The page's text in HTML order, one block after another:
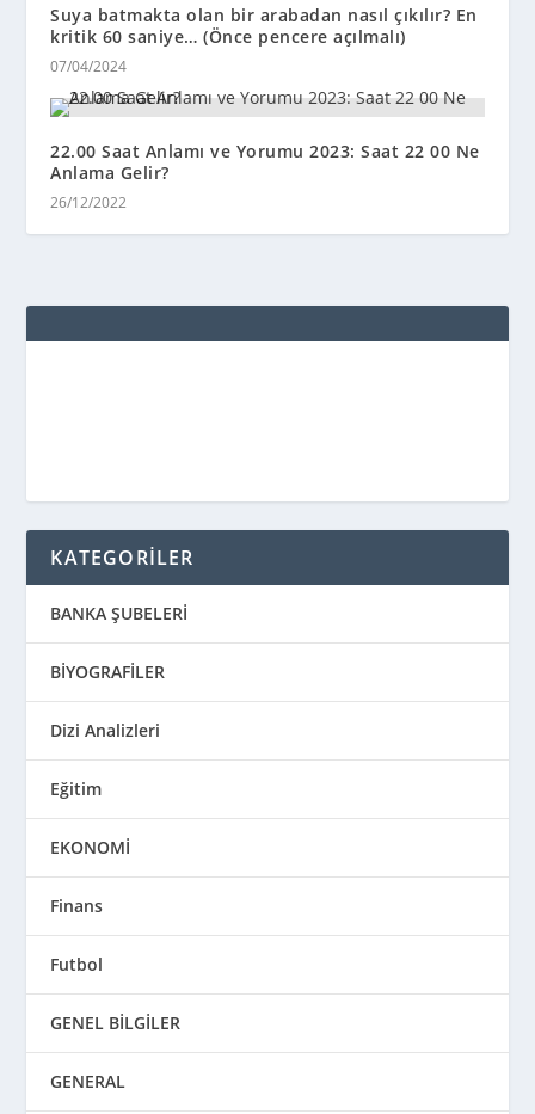
Suya batmakta olan bir arabadan nasıl çıkılır? En
kritik 60 saniye… (Önce pencere açılmalı)
07/04/2024
22.00 Saat Anlamı ve Yorumu 2023: Saat 22 00 Ne
Anlama Gelir?
26/12/2022
KATEGORİLER
BANKA ŞUBELERİ
BİYOGRAFİLER
Dizi Analizleri
Eğitim
EKONOMİ
Finans
Futbol
GENEL BİLGİLER
GENERAL